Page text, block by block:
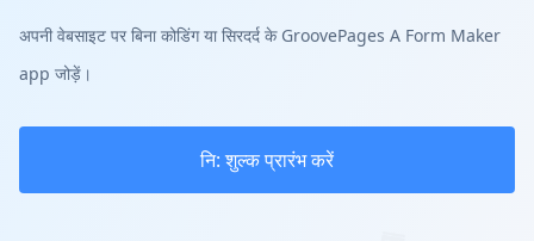
अपनी वेबसाइट पर बिना कोडिंग या सिरदर्द के GroovePages A Form Maker
app जोड़ें।
नि: शुल्क प्रारंभ करें